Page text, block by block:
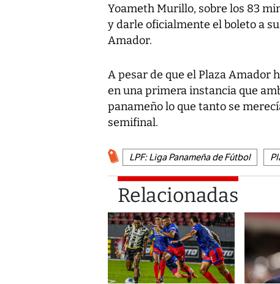
Yoameth Murillo, sobre los 83
y darle oficialmente el boleto a
Amador.
A pesar de que el Plaza Amador
en una primera instancia que
panameño lo que tanto se
semifinal.
LPF: Liga Panameña de Fútbol
Relacionadas